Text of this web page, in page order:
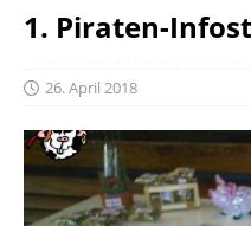
1. Piraten-
26. April 2018